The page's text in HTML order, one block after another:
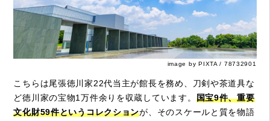
image by PIXTA / 78732901
こちらは尾張徳川家22代当主が館長を務め、刀剣や茶道具な
ど徳川家の宝物1万件余りを収蔵しています。 国宝9件、重要
文化財59件というコレクションが、そのスケールと質を物語